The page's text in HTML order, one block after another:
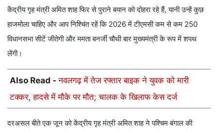
केंद्रीय गृह मंत्री अमित शाह फिर से पुराने बयान को दोहरा रहे हैं, यानी उन्हें कुछ
हाजमोला चाहिए और आप निश्चिंत रहें कि 2026 में टीएमसी कम से कम 250
विधानसभा सीटें जीतेगी और ममता बनर्जी चौथी बार मुख्यमंत्री के रूप में शपथ
लेंगी।
Also Read -नवलगढ़ में तेज रफ्तार बाइक ने युवक को मारी
टक्कर, हादसे में मौके पर मौत; चालक के खिलाफ केस दर्ज
दरअसल बीते एक जून को केंद्रीय गृह मंत्री अमित शाह ने पश्चिम बंगाल की